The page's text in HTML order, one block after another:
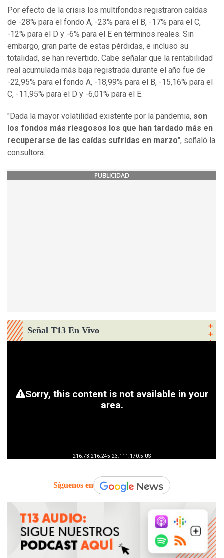
Por efecto de la crisis los multifondos registraron caídas
de -28% para el fondo A, -23% para el B, -17% para el C,
-12% para el D y -6% para el E en términos reales. Sin
embargo, gran parte de estas pérdidas, e incluso su
totalidad, se han revertido. Cabe señalar que la rentabilidad
real acumulada más baja registrada durante el año fue de
-22,95% para el fondo A, -18,99% para el B, -15,16% para el
C, -11,95% para el D y -6,01% para el E.
"Dada la mayor volatilidad existente por la pandemia, son
los fondos más riesgosos los que han tardado más en
recuperarse de las caídas sufridas en marzo", señaló la
consultora.
PUBLICIDAD
Señal T13 En Vivo
Síguenos en